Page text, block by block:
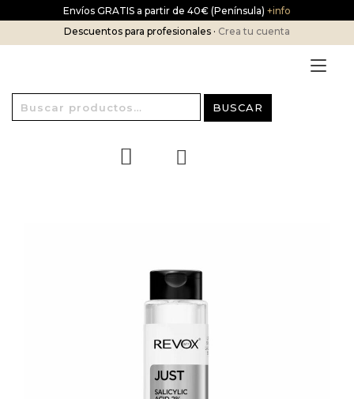
al
contenido
Envíos GRATIS a partir de 40€ (Península) +info
Descuentos para profesionales · Crea tu cuenta
Buscar
por:
BUSCAR